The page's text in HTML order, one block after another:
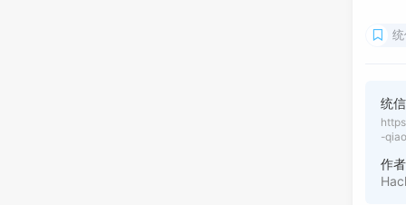
统
-
作者